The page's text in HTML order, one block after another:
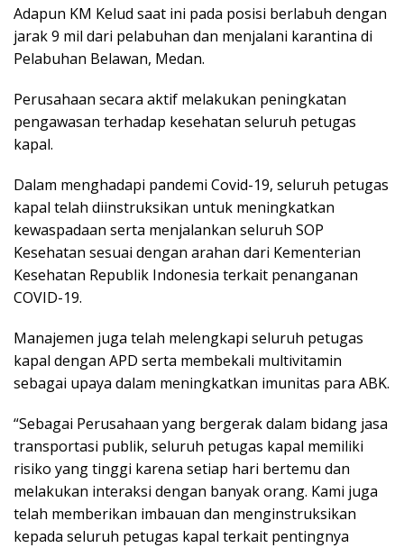
Adapun KM Kelud saat ini pada posisi berlabuh dengan
jarak 9 mil dari pelabuhan dan menjalani karantina di
Pelabuhan Belawan, Medan.
Perusahaan secara aktif melakukan peningkatan
pengawasan terhadap kesehatan seluruh petugas
kapal.
Dalam menghadapi pandemi Covid-19, seluruh petugas
kapal telah diinstruksikan untuk meningkatkan
kewaspadaan serta menjalankan seluruh SOP
Kesehatan sesuai dengan arahan dari Kementerian
Kesehatan Republik Indonesia terkait penanganan
COVID-19.
Manajemen juga telah melengkapi seluruh petugas
kapal dengan APD serta membekali multivitamin
sebagai upaya dalam meningkatkan imunitas para ABK.
“Sebagai Perusahaan yang bergerak dalam bidang jasa
transportasi publik, seluruh petugas kapal memiliki
risiko yang tinggi karena setiap hari bertemu dan
melakukan interaksi dengan banyak orang. Kami juga
telah memberikan imbauan dan menginstruksikan
kepada seluruh petugas kapal terkait pentingnya